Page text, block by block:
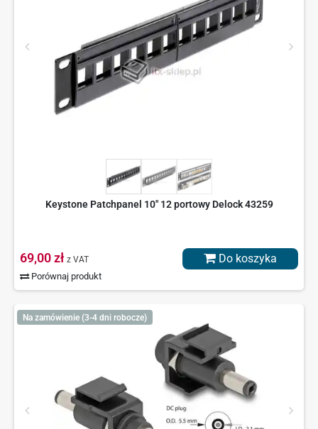
Keystone Patchpanel 10" 12 portowy Delock 43259
69,00 zł z VAT
Porównaj produkt
Do koszyka
Na zamówienie (3-4 dni robocze)